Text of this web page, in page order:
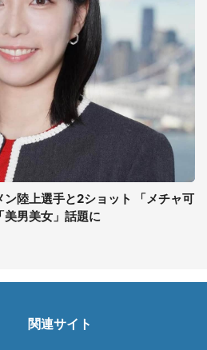
陸上選手と2ショット 「メチャ可
美男美女」話題に
関連サイト